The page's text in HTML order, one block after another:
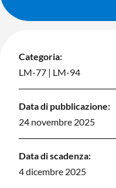
Categoria:
LM-77 | LM-94
Data di pubblicazione:
24 novembre 2025
Data di scadenza:
4 dicembre 2025